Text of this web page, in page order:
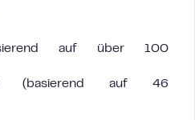
auf über 100
auf 46